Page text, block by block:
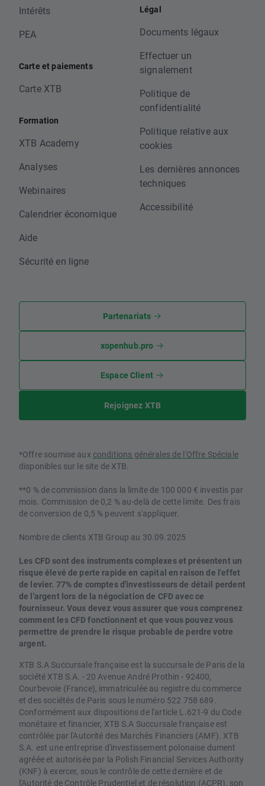
Intérêts
PEA
Carte et paiements
Carte XTB
Formation
XTB Academy
Analyses
Webinaires
Calendrier économique
Aide
Sécurité en ligne
Légal
Documents légaux
Effectuer un
signalement
Politique de
confidentialité
Politique relative aux
cookies
Les dernières annonces
techniques
Accessibilité
Partenariats
xopenhub.pro
Espace Client
Rejoignez XTB
*Offre soumise aux conditions générales de l'Offre Spéciale
disponibles sur le site de XTB.
**0 % de commission dans la limite de 100 000 € investis par
mois. Commission de 0,2 % au-delà de cette limite. Des frais
de conversion de 0,5 % peuvent s'appliquer.
Nombre de clients XTB Group au 30.09.2025
Les CFD sont des instruments complexes et présentent un
risque élevé de perte rapide en capital en raison de l'effet
de levier. 77% de comptes d'investisseurs de détail perdent
de l'argent lors de la négociation de CFD avec ce
fournisseur. Vous devez vous assurer que vous comprenez
comment les CFD fonctionnent et que vous pouvez vous
permettre de prendre le risque probable de perdre votre
argent.
XTB S.A Succursale française est la succursale de Paris de la
société XTB S.A. - 20 Avenue André Prothin - 92400,
Courbevoie (France), immatriculée au registre du commerce
et des sociétés de Paris sous le numéro 522 758 689.
Conformément aux dispositions de l'article L.621-9 du Code
monétaire et financier, XTB S.A Succursale française est
contrôlée par l'Autorité des Marchés Financiers (AMF). XTB
S.A. est une entreprise d'investissement polonaise dument
agréée et autorisée par la Polish Financial Services Authority
(KNF) à exercer, sous le contrôle de cette dernière et de
l'Autorité de Contrôle Prudentiel et de résolution (ACPR), son